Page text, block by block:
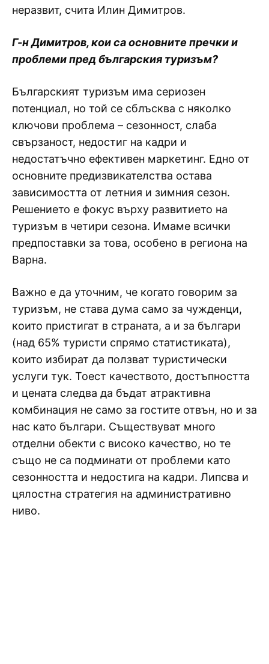
неразвит, счита Илин Димитров.
Г-н Димитров, кои са основните пречки и
проблеми пред българския туризъм?
Българският туризъм има сериозен
потенциал, но той се сблъсква с няколко
ключови проблема – сезонност, слаба
свързаност, недостиг на кадри и
недостатъчно ефективен маркетинг. Едно от
основните предизвикателства остава
зависимостта от летния и зимния сезон.
Решението е фокус върху развитието на
туризъм в четири сезона. Имаме всички
предпоставки за това, особено в региона на
Варна.
Важно е да уточним, че когато говорим за
туризъм, не става дума само за чужденци,
които пристигат в страната, а и за българи
(над 65% туристи спрямо статистиката),
които избират да ползват туристически
услуги тук. Тоест качеството, достъпността
и цената следва да бъдат атрактивна
комбинация не само за гостите отвън, но и за
нас като българи. Съществуват много
отделни обекти с високо качество, но те
също не са подминати от проблеми като
сезонността и недостига на кадри. Липсва и
цялостна стратегия на административно
ниво.